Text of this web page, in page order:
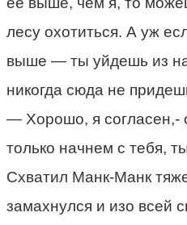
лесу охотиться. А уж
выше — ты уйдешь из
никогда сюда не
— Хорошо, я согласен,-
только начнем с тебя,
Схватил Манк-Манк
замахнулся и изо всей